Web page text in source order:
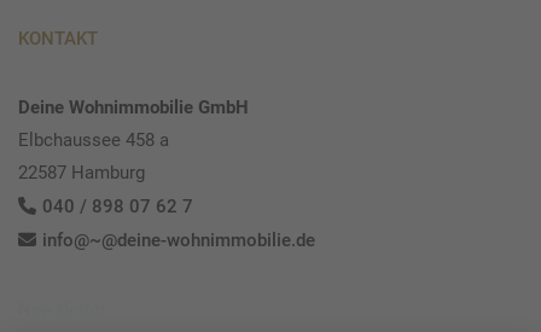
KONTAKT
Deine Wohnimmobilie GmbH
Elbchaussee 458 a
22587 Hamburg
040 / 898 07 62 7
info@~@deine-wohnimmobilie.de